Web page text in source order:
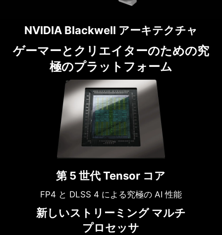
NVIDIA Blackwell アーキテクチャ
ゲーマーとクリエイターのための究
極のプラットフォーム
第 5 世代 Tensor コア
FP4 と DLSS 4 による究極の AI 性能
新しいストリーミング マルチ
プロセッサ